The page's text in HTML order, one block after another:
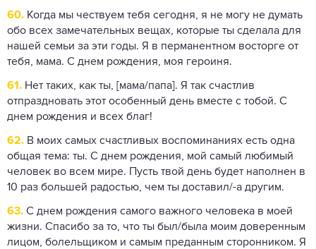
60. Когда мы чествуем тебя сегодня, я не могу не думать
обо всех замечательных вещах, которые ты сделала для
нашей семьи за эти годы. Я в перманентном восторге от
тебя, мама. С днем рождения, моя героиня.
61. Нет таких, как ты, [мама/папа]. Я так счастлив
отпраздновать этот особенный день вместе с тобой. С
днем рождения и всех благ!
62. В моих самых счастливых воспоминаниях есть одна
общая тема: ты. С днем ​​рождения, мой самый любимый
человек во всем мире. Пусть твой день будет наполнен в
10 раз большей радостью, чем ты доставил/-а другим.
63. С днем ​​рождения самого важного человека в моей
жизни. Спасибо за то, что ты был/была моим доверенным
лицом, болельщиком и самым преданным сторонником. Я